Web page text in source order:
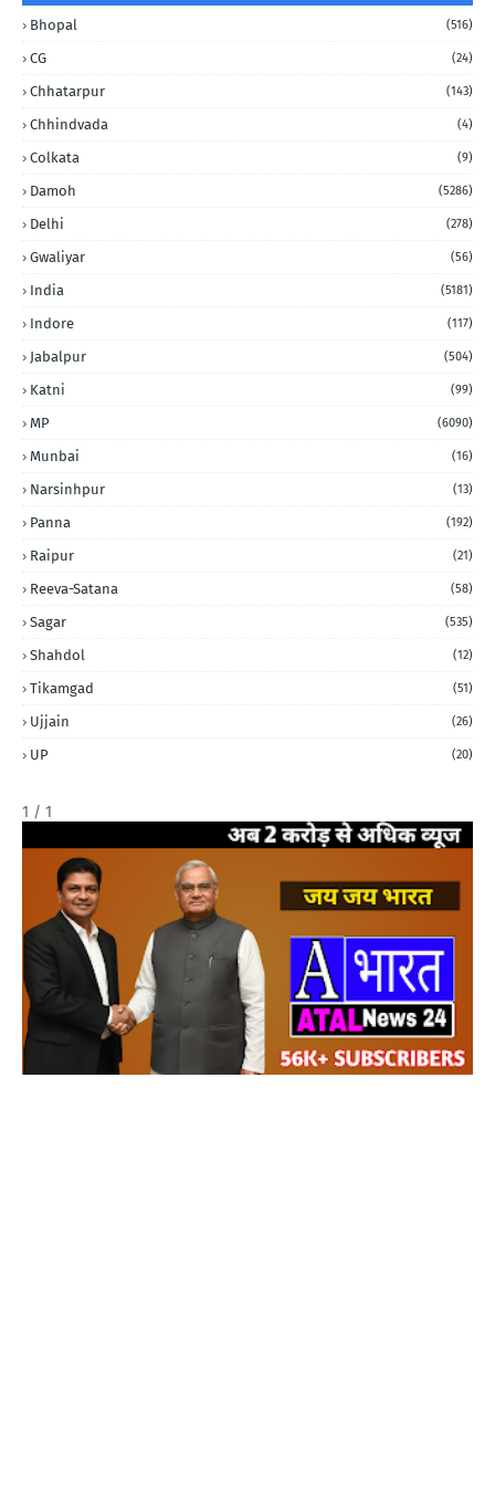
Bhopal (516)
CG (24)
Chhatarpur (143)
Chhindvada (4)
Colkata (9)
Damoh (5286)
Delhi (278)
Gwaliyar (56)
India (5181)
Indore (117)
Jabalpur (504)
Katni (99)
MP (6090)
Munbai (16)
Narsinhpur (13)
Panna (192)
Raipur (21)
Reeva-Satana (58)
Sagar (535)
Shahdol (12)
Tikamgad (51)
Ujjain (26)
UP (20)
1 / 1